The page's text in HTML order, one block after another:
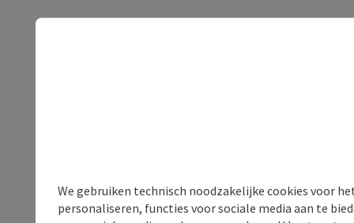
We gebruiken technisch noodzakelijke cookies voor
personaliseren, functies voor sociale media aan te